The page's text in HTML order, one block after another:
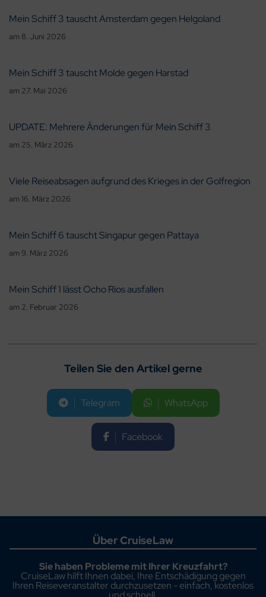
Mein Schiff 3 tauscht Amsterdam gegen Helgoland
am 8. Juni 2026
Mein Schiff 3 tauscht Molde gegen Harstad
am 27. Mai 2026
UPDATE: Mehrere Änderungen für Mein Schiff 3
am 25. März 2026
Viele Reiseabsagen aufgrund des Krieges in der Golfregion
am 16. März 2026
Mein Schiff 6 tauscht Singapur gegen Pattaya
am 9. März 2026
Mein Schiff 1 lässt Ocho Rios ausfallen
am 2. Februar 2026
Teilen Sie den Artikel gerne
Telegram WhatsApp
Facebook
Über CruiseLaw
Sie haben Probleme mit Ihrer Kreuzfahrt?
CruiseLaw hilft Ihnen dabei, Ihre Entschädigung gegen
Ihren Reiseveranstalter durchzusetzen - einfach, kostenlos